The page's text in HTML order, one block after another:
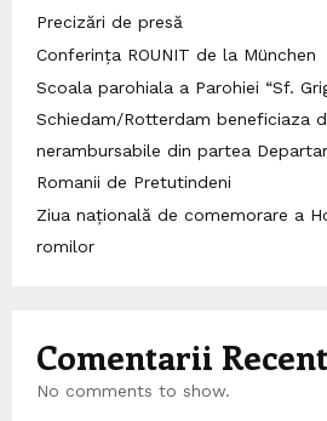
Precizări de presă
Conferința ROUNIT de la München
Scoala parohiala a Parohiei “Sf.
Schiedam/Rotterdam beneficiaza
nerambursabile din partea
Romanii de Pretutindeni
Ziua națională de comemorare a
romilor
Comentarii
No comments to show.